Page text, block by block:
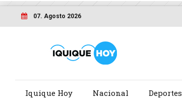
07. Agosto 2026
Iquique Hoy Nacional Deportes